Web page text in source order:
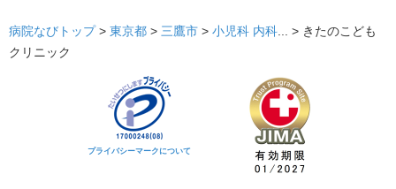
病院なびトップ > 東京都 > 三鷹市 > 小児科 内科... > きたのこども
クリニック
プライバシーマークについて